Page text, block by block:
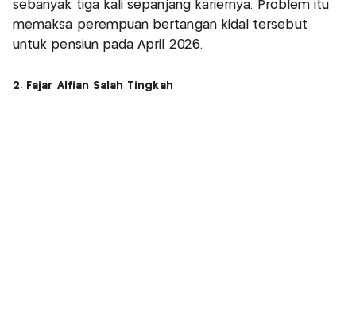
sebanyak tiga kali sepanjang kariernya. Problem itu
memaksa perempuan bertangan kidal tersebut
untuk pensiun pada April 2026.
2. Fajar Alfian Salah Tingkah